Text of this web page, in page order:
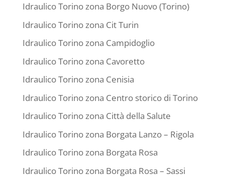
Idraulico Torino zona Borgo Nuovo (Torino)
Idraulico Torino zona Cit Turin
Idraulico Torino zona Campidoglio
Idraulico Torino zona Cavoretto
Idraulico Torino zona Cenisia
Idraulico Torino zona Centro storico di Torino
Idraulico Torino zona Città della Salute
Idraulico Torino zona Borgata Lanzo – Rigola
Idraulico Torino zona Borgata Rosa
Idraulico Torino zona Borgata Rosa – Sassi